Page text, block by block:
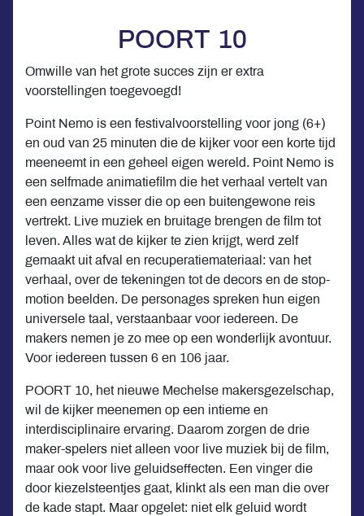
POORT 10
Omwille van het grote succes zijn er extra
voorstellingen toegevoegd!
Point Nemo is een festivalvoorstelling voor jong (6+)
en oud van 25 minuten die de kijker voor een korte tijd
meeneemt in een geheel eigen wereld. Point Nemo is
een selfmade animatiefilm die het verhaal vertelt van
een eenzame visser die op een buitengewone reis
vertrekt. Live muziek en bruitage brengen de film tot
leven. Alles wat de kijker te zien krijgt, werd zelf
gemaakt uit afval en recuperatiemateriaal: van het
verhaal, over de tekeningen tot de decors en de stop-
motion beelden. De personages spreken hun eigen
universele taal, verstaanbaar voor iedereen. De
makers nemen je zo mee op een wonderlijk avontuur.
Voor iedereen tussen 6 en 106 jaar.
POORT 10, het nieuwe Mechelse makersgezelschap,
wil de kijker meenemen op een intieme en
interdisciplinaire ervaring. Daarom zorgen de drie
maker-spelers niet alleen voor live muziek bij de film,
maar ook voor live geluidseffecten. Een vinger die
door kiezelsteentjes gaat, klinkt als een man die over
de kade stapt. Maar opgelet: niet elk geluid wordt